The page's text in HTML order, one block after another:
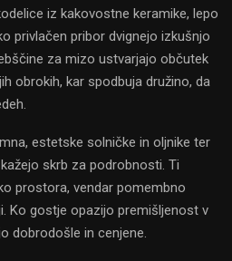
iz kakovostne keramike, lepo
privlačen pribor dvignejo izkušnjo
za mizo ustvarjajo občutek
obrokih, kar spodbuja družino, da
estetske solničke in oljnike ter
skrb za podrobnosti. Ti
prostora, vendar pomembno
Ko gostje opazijo premišljenost v
dobrodošle in cenjene.